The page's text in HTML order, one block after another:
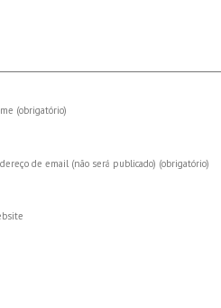
(obrigatório)
de email (não será publicado) (obrigatório)